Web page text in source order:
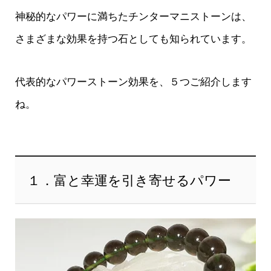
神秘的なパワーに満ちたチンターマニストーンは、
さまざまな効果を持つ石としても知られています。
代表的なパワーストーン効果を、５つご紹介します
ね。
１．富と幸運を引き寄せるパワー